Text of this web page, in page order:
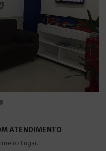
ATENDIMENTO
Lugar.